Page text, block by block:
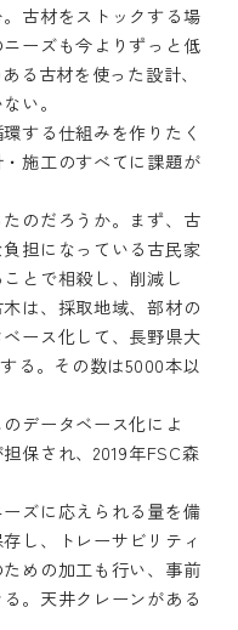
古材をストックする場
ーズも今よりずっと低
る古材を使った設計、
い。
する仕組みを作りたく
施工のすべてに課題が
のだろうか。まず、古
担になっている古民家
とで相殺し、削減し
は、採取地域、部材の
ース化して、長野県大
る。その数は5000本以
データベース化によ
保され、2019年FSC森
ズに応えられる量を備
し、トレーサビリティ
めの加工も行い、事前
。天井クレーンがある